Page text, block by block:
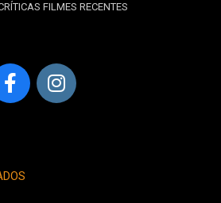
FILMES RECENTES